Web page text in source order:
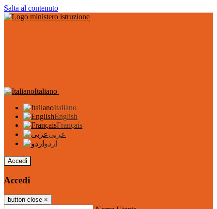
Salta al contenuto
Italiano
Italiano
English
Français
عربى
اردو
Accedi
Accedi
button close ×